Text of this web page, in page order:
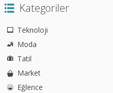
Kategoriler
Teknoloji
Moda
Tatil
Market
Eğlence